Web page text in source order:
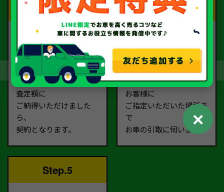
Step.3
契約
査定額に
ご納得いただけました
ら、
契約となります。
Step.4
お引取り
お客様に
ご指定いただいた場所ま
で
お車の引取に伺います。
Step.5
✕